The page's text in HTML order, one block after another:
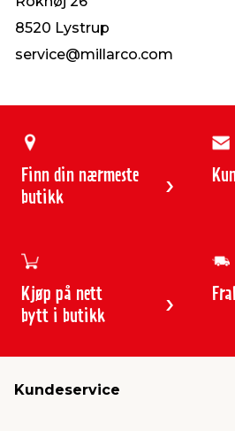
8520 Lystrup
service@millarco.com
Finn din nærmeste
butikk
Kjøp på nett
bytt i butikk
Kundeservice